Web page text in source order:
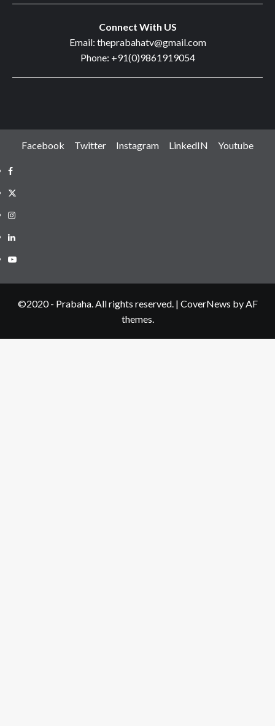
Connect With US
Email: theprabahatv@gmail.com
Phone: +91(0)9861919054
Facebook Twitter Instagram LinkedIN Youtube
Facebook
Twitter
Instagram
LinkedIN
Youtube
©2020 - Prabaha. All rights reserved. | CoverNews by AF
themes.